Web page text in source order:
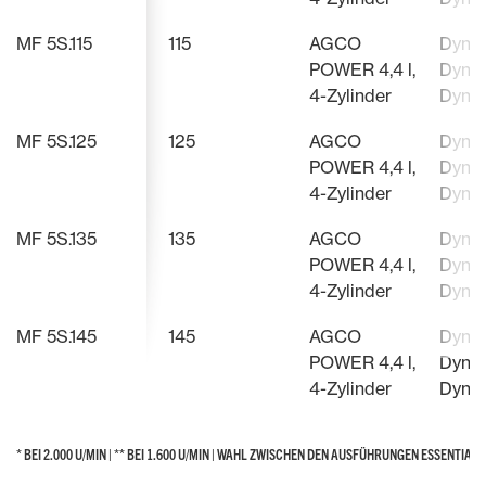
115
AGCO
POWER 4,4 l,
4-Zylinder
125
AGCO
POWER 4,4 l,
4-Zylinder
135
AGCO
POWER 4,4 l,
4-Zylinder
145
AGCO
POWER 4,4 l,
4-Zylinder
* BEI 2.000 U/MIN | ** BEI 1.600 U/MIN | WAHL ZWISCHEN DEN AUSFÜHRUNGEN
MF 5S.115
MF 5S.125
MF 5S.135
MF 5S.145
* BEI 2.000 U/MIN | ** BEI 1.600 U/MIN | WAHL ZWISCHEN DEN AUSFÜHRUNGEN